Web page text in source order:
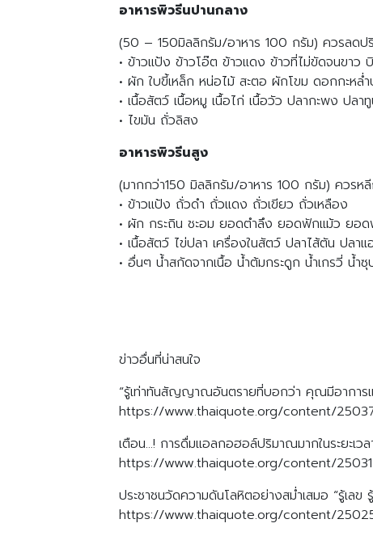
อาหารพิวรีนปานกลาง
(50 – 150มิลลิกรัม/อาหาร 100 กรัม) ควรลด
• ข้าวแป้ง ข้าวโอ๊ต ข้าวแดง ข้าวที่ไม่ขัดจนขาว
• ผัก ใบขี้เหล็ก หน่อไม้ สะตอ ผักโขม ดอกกะหล่ำ
• เนื้อสัตว์ เนื้อหมู เนื้อไก่ เนื้อวัว ปลากะพง ปล
• ไขมัน ถั่วลิสง
อาหารพิวรีนสูง
(มากกว่า150 มิลลิกรัม/อาหาร 100 กรัม) ควรห
• ข้าวแป้ง ถั่วดำ ถั่วแดง ถั่วเขียว ถั่วเหลือง
• ผัก กระถิน ชะอม ยอดตำลึง ยอดฟักแม้ว ยอ
• เนื้อสัตว์ ไข่ปลา เครื่องในสัตว์ ปลาไส้ตัน ปล
• อื่นๆ น้ำสกัดจากเนื้อ น้ำต้มกระดูก น้ำเกรวี่ น้
ข่าวอื่นที่น่าสนใจ
“รู้เท่าทันสัญญาณอันตรายที่บอกว่า คุณมีอาการ
https://www.thaiquote.org/content/
เตือน…! การดื่มแอลกอฮอล์ปริมาณมากในระยะเ
https://www.thaiquote.org/content/
ประชาชนวัดความดันโลหิตอย่างสม่ำเสมอ “รู้เลข
https://www.thaiquote.org/content/